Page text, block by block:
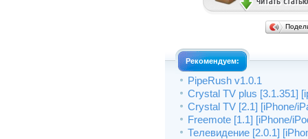
Рекомендуем:
PipeRush v1.0.1
Crystal TV plus [3.1.351]
Crystal TV [2.1] [iPhone/
Freemote [1.1] [iPhone/
Телевидение [2.0.1]